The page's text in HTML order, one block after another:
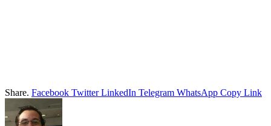
Share. Facebook Twitter LinkedIn Telegram WhatsApp Copy Link